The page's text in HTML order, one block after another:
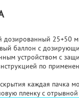
дозированный 25+50
баллон с
устройством с
по
каждая пачка
пленку с